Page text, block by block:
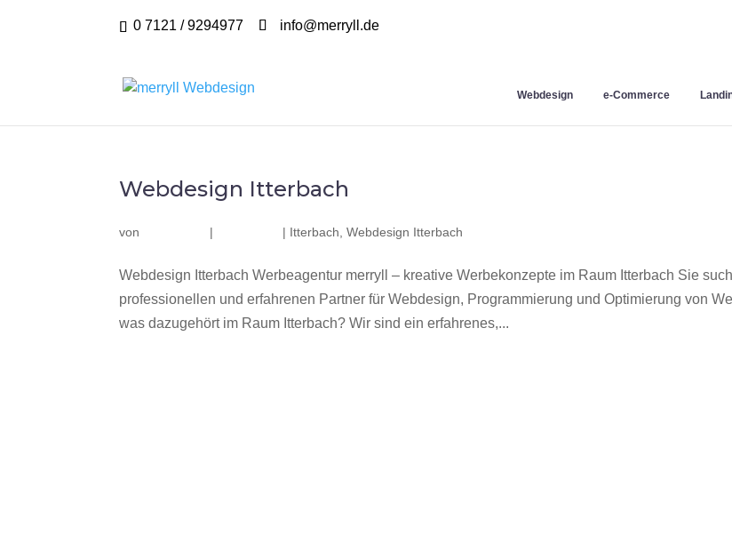
0 7121 / 9294977 info@merryll.de
Webdesign e-Commerce
Webdesign Itterbach
von | | Itterbach ,Webdesign Itterbach
Webdesign Itterbach Werbeagentur merryll – kreative Werbekonzepte im Raum Itterbach Sie
professionellen und erfahrenen Partner für Webdesign, Programmierung und Optimierung von
was dazugehört im Raum Itterbach? Wir sind ein erfahrenes,...